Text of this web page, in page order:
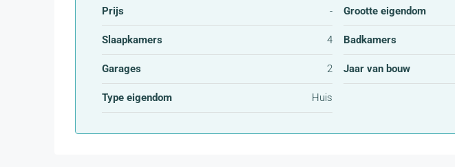
Prijs - Grootte eigendom
Slaapkamers 4 Badkamers
Garages 2 Jaar van bouw
Type eigendom Huis